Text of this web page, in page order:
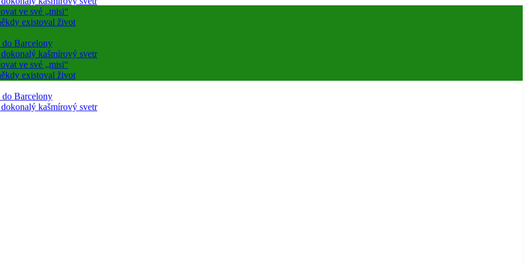
ve své „misi“
existoval život
Barcelony
kašmírový svetr
ve své „misi“
existoval život
Barcelony
kašmírový svetr